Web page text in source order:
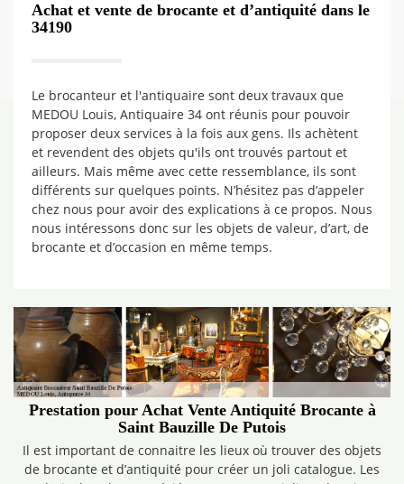
Achat et vente de brocante et d’antiquité dans le
34190
Le brocanteur et l'antiquaire sont deux travaux que
MEDOU Louis, Antiquaire 34 ont réunis pour pouvoir
proposer deux services à la fois aux gens. Ils achètent
et revendent des objets qu'ils ont trouvés partout et
ailleurs. Mais même avec cette ressemblance, ils sont
différents sur quelques points. N’hésitez pas d’appeler
chez nous pour avoir des explications à ce propos. Nous
nous intéressons donc sur les objets de valeur, d’art, de
brocante et d’occasion en même temps.
Prestation pour Achat Vente Antiquité Brocante à
Saint Bauzille De Putois
Il est important de connaitre les lieux où trouver des objets
de brocante et d’antiquité pour créer un joli catalogue. Les